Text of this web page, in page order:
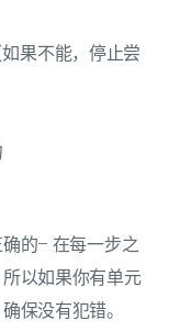
果不能，停止尝
的– 在每一步之
以如果你有单元
保没有犯错。